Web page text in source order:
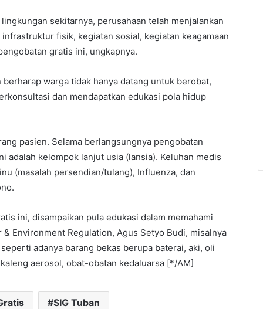
sekitarnya, perusahaan telah menjalankan
fisik, kegiatan sosial, kegiatan keagamaan
gratis ini, ungkapnya.
warga tidak hanya datang untuk berobat,
dan mendapatkan edukasi pola hidup
pasien. Selama berlangsungnya pengobatan
adalah kelompok lanjut usia (lansia). Keluhan medis
(masalah persendian/tulang), Influenza, dan
ini, disampaikan pula edukasi dalam memahami
Environment Regulation, Agus Setyo Budi, misalnya
adanya barang bekas berupa baterai, aki, oli
aerosol, obat-obatan kedaluarsa [*/AM]
SIG Tuban